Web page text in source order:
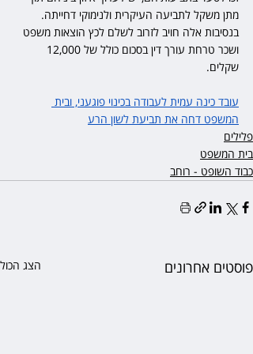
מתן משקל לתביעה העיקרית ולנימוקי דחייתה.
בנסיבות אלה חויב לזרוב לשלם לכץ הוצאות משפט
שקלים.
עובד כינה עמית לעבודה בכינוי פוגעני, ובית
המשפט דחה את תביעת לשון הרע
פלילים
בית המשפט
כבוד השופט - רוחב
פוסטים אחרונים הצג הכול